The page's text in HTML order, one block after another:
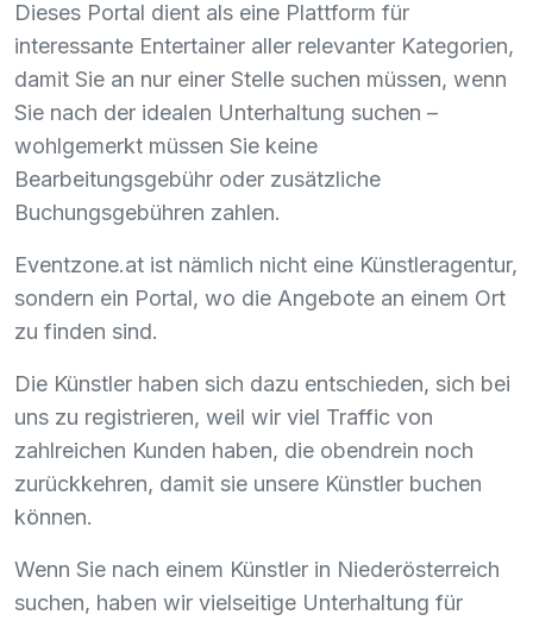
Dieses Portal dient als eine Plattform für
interessante Entertainer aller relevanter Kategorien,
damit Sie an nur einer Stelle suchen müssen, wenn
Sie nach der idealen Unterhaltung suchen –
wohlgemerkt müssen Sie keine
Bearbeitungsgebühr oder zusätzliche
Buchungsgebühren zahlen.
Eventzone.at ist nämlich nicht eine Künstleragentur,
sondern ein Portal, wo die Angebote an einem Ort
zu finden sind.
Die Künstler haben sich dazu entschieden, sich bei
uns zu registrieren, weil wir viel Traffic von
zahlreichen Kunden haben, die obendrein noch
zurückkehren, damit sie unsere Künstler buchen
können.
Wenn Sie nach einem Künstler in Niederösterreich
suchen, haben wir vielseitige Unterhaltung für